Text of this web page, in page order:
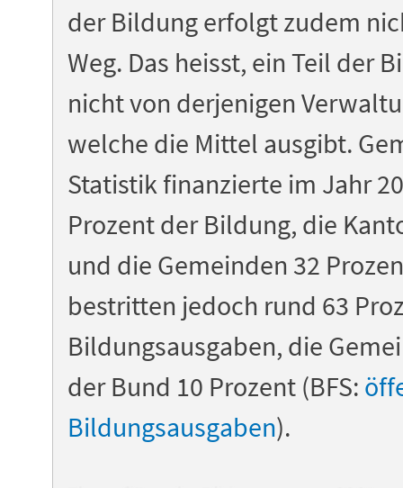
der Bildung erfolgt zudem
Weg. Das heisst, ein Teil der
nicht von derjenigen
welche die Mittel ausgibt.
Statistik finanzierte im Jahr
Prozent der Bildung, die
und die Gemeinden 32
bestritten jedoch rund 63
Bildungsausgaben, die
der Bund 10 Prozent (BFS:
Bildungsausgaben).